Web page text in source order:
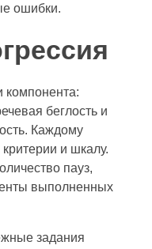
ошибки.
компонента:
беглость и
Каждому
и шкалу.
пауз,
выполненных
задания